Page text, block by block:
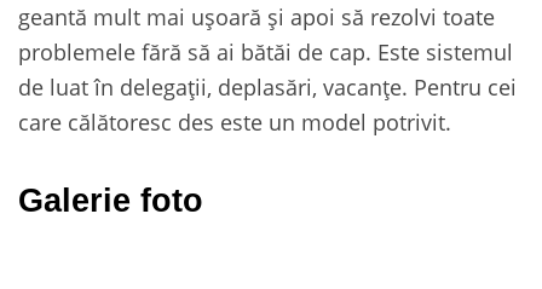
geantă mult mai ușoară și apoi să rezolvi toate
problemele fără să ai bătăi de cap. Este sistemul
de luat în delegații, deplasări, vacanțe. Pentru cei
care călătoresc des este un model potrivit.
Galerie foto